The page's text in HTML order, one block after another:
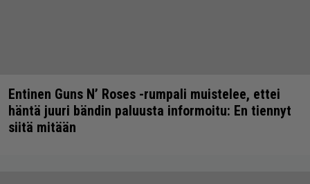
Entinen Guns N’ Roses -rumpali muistelee, ettei
häntä juuri bändin paluusta informoitu: En tiennyt
siitä mitään